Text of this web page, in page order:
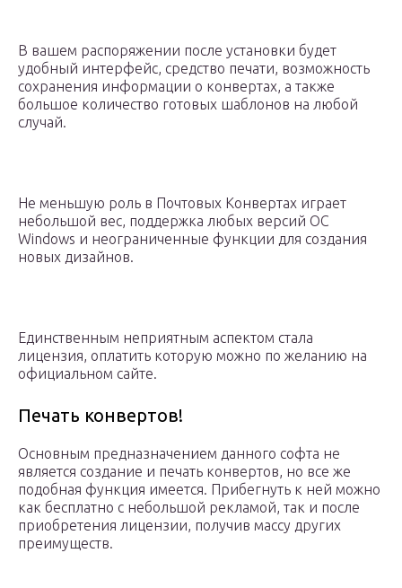
В вашем распоряжении после установки будет
удобный интерфейс, средство печати, возможность
сохранения информации о конвертах, а также
большое количество готовых шаблонов на любой
случай.
Не меньшую роль в Почтовых Конвертах играет
небольшой вес, поддержка любых версий ОС
Windows и неограниченные функции для создания
новых дизайнов.
Единственным неприятным аспектом стала
лицензия, оплатить которую можно по желанию на
официальном сайте.
Печать конвертов!
Основным предназначением данного софта не
является создание и печать конвертов, но все же
подобная функция имеется. Прибегнуть к ней можно
как бесплатно с небольшой рекламой, так и после
приобретения лицензии, получив массу других
преимуществ.